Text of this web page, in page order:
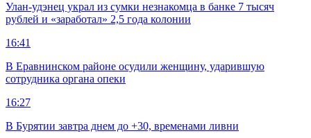
Улан-удэнец украл из сумки незнакомца в банке 7 тысяч
рублей и «заработал» 2,5 года колонии
16:41
В Еравнинском районе осудили женщину, ударившую
сотрудника органа опеки
16:27
В Бурятии завтра днем до +30, временами ливни